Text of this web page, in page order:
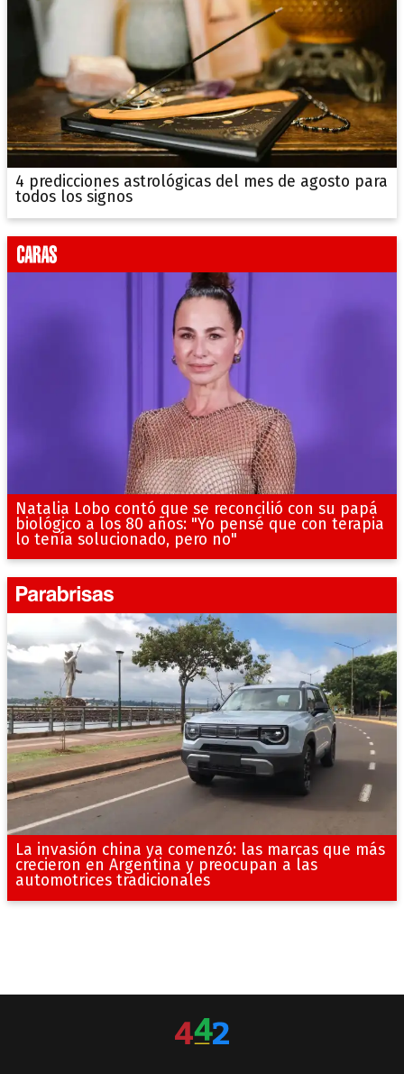
4 predicciones astrológicas del mes de agosto para
todos los signos
Natalia Lobo contó que se reconcilió con su papá
biológico a los 80 años: "Yo pensé que con terapia
lo tenía solucionado, pero no"
La invasión china ya comenzó: las marcas que más
crecieron en Argentina y preocupan a las
automotrices tradicionales